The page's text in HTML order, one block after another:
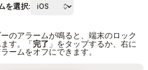
を選択:
のアラームが鳴ると、端末のロック
す。「完了 」をタップするか、右に
ームをオフにできます。